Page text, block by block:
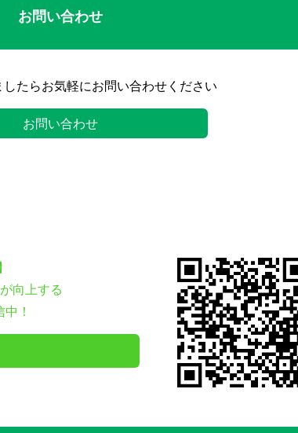
お問い合わせ
たらお気軽にお問い合わせください
お問い合わせ
向上する
！